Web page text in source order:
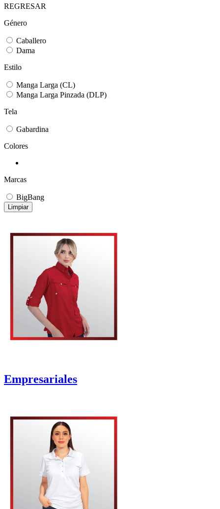
REGRESAR
Género
Caballero
Dama
Estilo
Manga Larga (CL)
Manga Larga Pinzada (DLP)
Tela
Gabardina
Colores
Marcas
BigBang
Limpiar
Empresariales